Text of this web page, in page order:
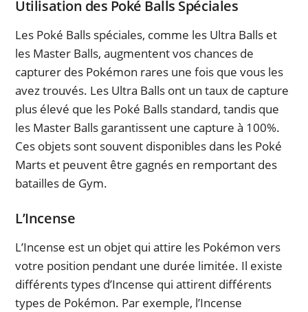
Utilisation des Poké Balls Spéciales
Les Poké Balls spéciales, comme les Ultra Balls et
les Master Balls, augmentent vos chances de
capturer des Pokémon rares une fois que vous les
avez trouvés. Les Ultra Balls ont un taux de capture
plus élevé que les Poké Balls standard, tandis que
les Master Balls garantissent une capture à 100%.
Ces objets sont souvent disponibles dans les Poké
Marts et peuvent être gagnés en remportant des
batailles de Gym.
L’Incense
L’Incense est un objet qui attire les Pokémon vers
votre position pendant une durée limitée. Il existe
différents types d’Incense qui attirent différents
types de Pokémon. Par exemple, l’Incense